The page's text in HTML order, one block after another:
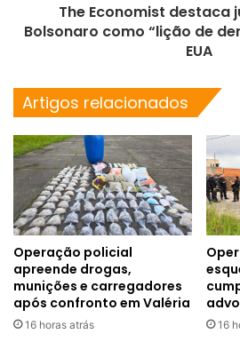
The Economist destaca
Bolsonaro como “lição de
EUA
Artigos relacionados
Operação policial
apreende drogas,
munições e carregadores
após confronto em Valéria
16 horas atrás 16